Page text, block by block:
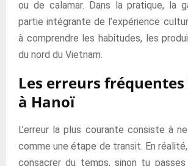
ou de calamar. Dans la pratique, la
partie intégrante de l’expérience
à comprendre les habitudes, les
du nord du Vietnam.
Les erreurs
à Hanoï
L’erreur la plus courante consiste à
comme une étape de transit. En
consacrer du temps, sinon tu